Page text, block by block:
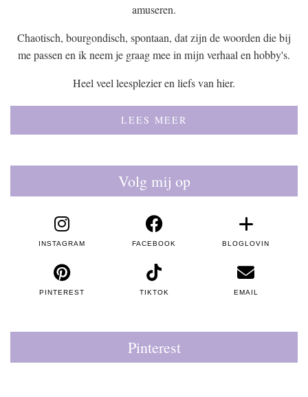
amuseren.
Chaotisch, bourgondisch, spontaan, dat zijn de woorden die bij
me passen en ik neem je graag mee in mijn verhaal en hobby's.
Heel veel leesplezier en liefs van hier.
LEES MEER
Volg mij op
INSTAGRAM FACEBOOK BLOGLOVIN
PINTEREST TIKTOK EMAIL
Pinterest